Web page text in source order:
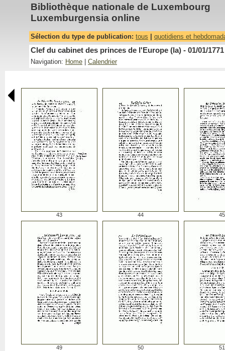
Bibliothèque nationale de Luxembourg
Luxemburgensia online
Sélection du type de publication: tous quotidiens et
Clef du cabinet des princes de l'Europe (la) - 01/01/1771
Navigation: Home Calendrier
43 44 45
49 50 51